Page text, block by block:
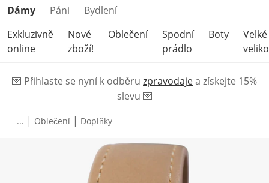
Přeskočit kategorie produktů
Dámy Páni
Bydlení
Exkluzivně
online
Nové
zboží!
Oblečení
Spodní
prádlo
Boty
Velké
💌 Přihlaste se nyní k odběru zpravodajea získejte 15%
slevu 💌
... | Oblečení | Doplňky